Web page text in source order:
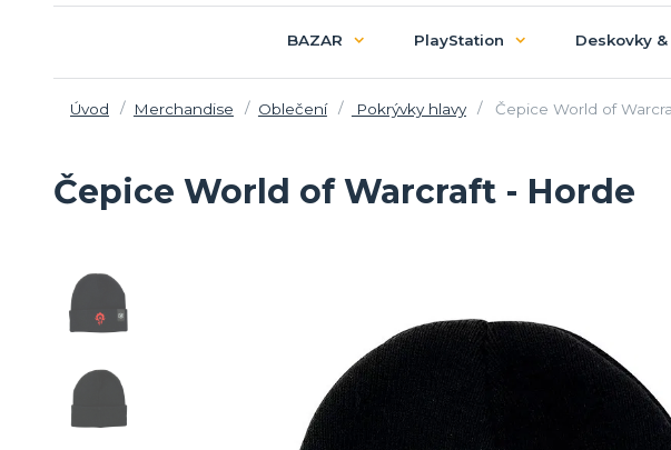
BAZAR PlayStation Deskovky
Úvod Merchandise Oblečení Pokrývky hlavy Čepice World of
Čepice World of Warcraft - Horde